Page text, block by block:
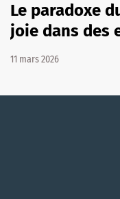
Le paradoxe
joie dans des
11 mars 2026